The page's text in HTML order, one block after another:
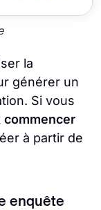
la
générer un
Si vous
commencer
à partir de
enquête